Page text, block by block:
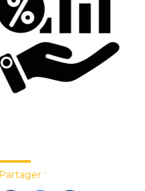
Partager :